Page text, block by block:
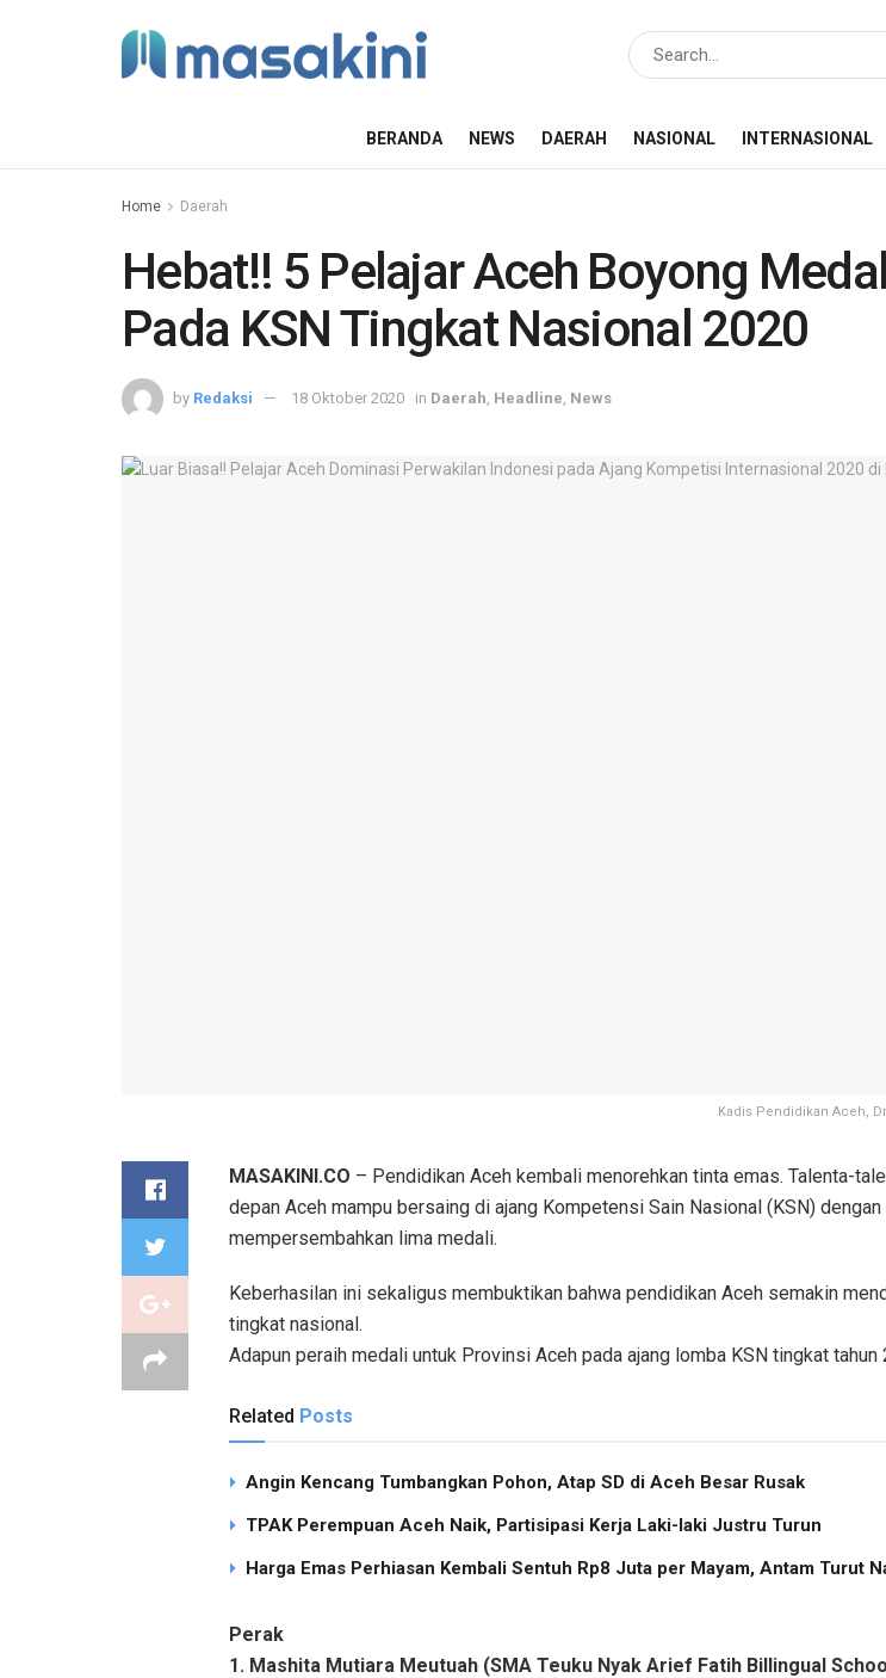
BERANDA NEWS DAERAH NASIONAL INTERNASIONAL
Home Daerah
Hebat!! 5 Pelajar Aceh Boyong
Pada KSN Tingkat Nasional 2020
by Redaksi 18 Oktober 2020 in Daerah Headline News
Kadis Pendidikan Aceh,
MASAKINI.CO – Pendidikan Aceh kembali menorehkan tinta emas. Talenta-
depan Aceh mampu bersaing di ajang Kompetensi Sain Nasional (KSN) dengan
mempersembahkan lima medali.
Keberhasilan ini sekaligus membuktikan bahwa pendidikan Aceh semakin
tingkat nasional.
Adapun peraih medali untuk Provinsi Aceh pada ajang lomba KSN tingkat tahun
Related Posts
Angin Kencang Tumbangkan Pohon, Atap SD di Aceh Besar Rusak
TPAK Perempuan Aceh Naik, Partisipasi Kerja Laki-laki Justru Turun
Harga Emas Perhiasan Kembali Sentuh Rp8 Juta per Mayam, Antam Turut
Perak
1. Mashita Mutiara Meutuah (SMA Teuku Nyak Arief Fatih Billingual